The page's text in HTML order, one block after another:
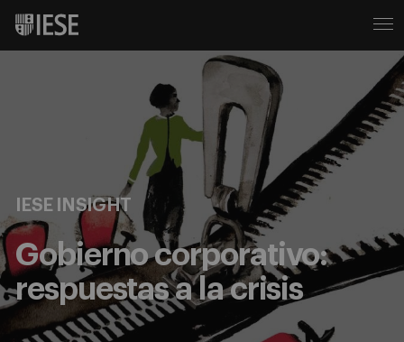
IESE INSIGHT
Gobierno corporativo:
respuestas a la crisis